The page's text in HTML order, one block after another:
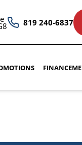
819 240-6837